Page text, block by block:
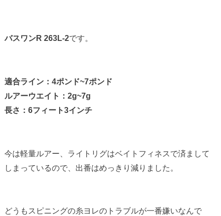
バスワンR 263L-2です。
適合ライン：4ポンド~7ポンド
ルアーウエイト：2g~7g
長さ：6フィート3インチ
今は軽量ルアー、ライトリグはベイトフィネスで済まして
しまっているので、出番はめっきり減りました。
どうもスピニングの糸ヨレのトラブルが一番嫌いなんで